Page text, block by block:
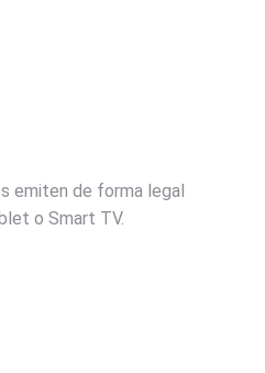
emiten de forma legal
o Smart TV.